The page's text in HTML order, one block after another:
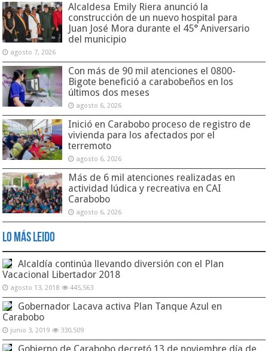
Alcaldesa Emily Riera anunció la
construcción de un nuevo hospital para
Juan José Mora durante el 45° Aniversario
del municipio
agosto 7, 2026
Con más de 90 mil atenciones el 0800-
Bigote benefició a carabobeños en los
últimos dos meses
agosto 6, 2026
Inició en Carabobo proceso de registro de
vivienda para los afectados por el
terremoto
agosto 6, 2026
Más de 6 mil atenciones realizadas en
actividad lúdica y recreativa en CAI
Carabobo
agosto 6, 2026
Lo Más Leido
Alcaldía continúa llevando diversión con el Plan
Vacacional Libertador 2018
agosto 13, 2018 445,563
Gobernador Lacava activa Plan Tanque Azul en
Carabobo
junio 3, 2019 330,509
Gobierno de Carabobo decretó 13 de noviembre día de